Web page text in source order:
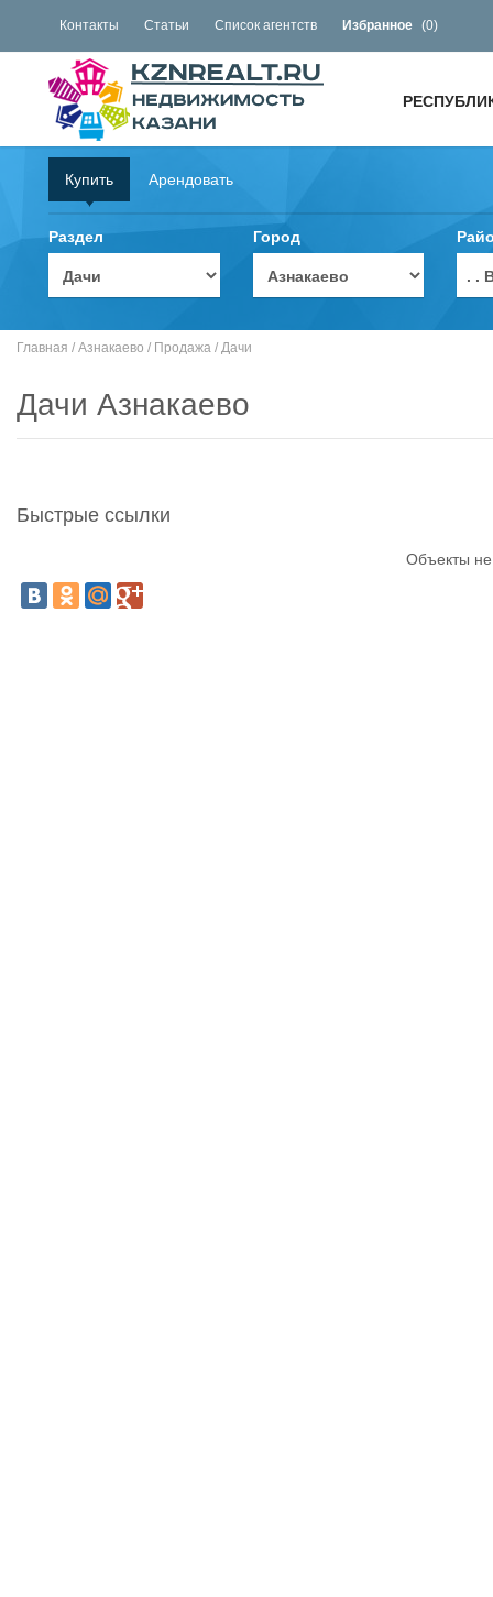
Контакты Статьи Список агентств Избранное (0)
Купить Арендовать
Раздел Город
. .
Главная / Азнакаево / Продажа / Дачи
Дачи Азнакаево
Быстрые ссылки
Объекты